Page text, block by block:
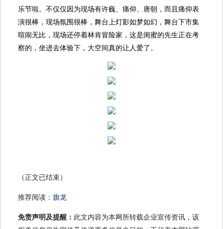
乐节啦。不仅仅因为现场有许巍、痛仰、唐朝，而且痛仰表
演很棒，现场氛围很棒，舞台上灯影如梦如幻，舞台下市集
喧闹无比，现场还停着林肯冒险家，这是闺蜜的先生正在考
察的，坐进去体验下，大空间真的让人爱了。
（正文已结束）
推荐阅读： 旗龙
免责声明及提醒： 此文内容为本网所转载企业宣传资讯，该